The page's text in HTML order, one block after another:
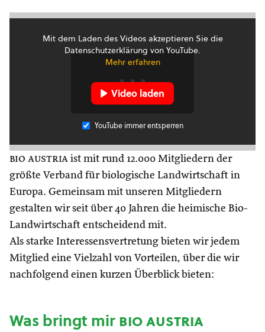
Mit dem Laden des Videos akzeptieren Sie die
Datenschutzerklärung von YouTube.
Mehr erfahren
Video laden
YouTube immer entsperren
bio austria ist mit rund 12.000 Mitgliedern der
größte Verband für biologische Landwirtschaft in
Europa. Gemeinsam mit unseren Mitgliedern
gestalten wir seit über 40 Jahren die heimische Bio-
Landwirtschaft entscheidend mit.
Als starke Interessensvertretung bieten wir jedem
Mitglied eine Vielzahl von Vorteilen, über die wir
nachfolgend einen kurzen Überblick bieten:
Was bringt mirbio austria